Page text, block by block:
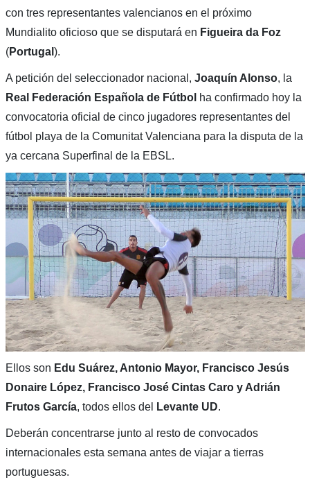
con tres representantes valencianos en el próximo
Mundialito oficioso que se disputará en Figueira da Foz
(Portugal ).
A petición del seleccionador nacional, Joaquín Alonso, la
Real Federación Española de Fútbol ha confirmado hoy la
convocatoria oficial de cinco jugadores representantes del
fútbol playa de la Comunitat Valenciana para la disputa de la
ya cercana Superfinal de la EBSL.
Ellos son Edu Suárez, Antonio Mayor, Francisco Jesús
Donaire López, Francisco José Cintas Caro y Adrián
Frutos García, todos ellos del Levante UD.
Deberán concentrarse junto al resto de convocados
internacionales esta semana antes de viajar a tierras
portuguesas.